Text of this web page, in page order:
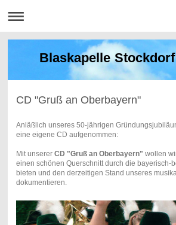
Blaskapelle Stockdorf
CD "Gruß an Oberbayern"
Anläßlich unseres 50-jährigen
eine eigene CD aufgenommen:
Mit unserer CD "Gruß an Oberbayern" wollen
einen schönen Querschnitt durch die bayerisch-
bieten und den derzeitigen Stand unseres
dokumentieren.